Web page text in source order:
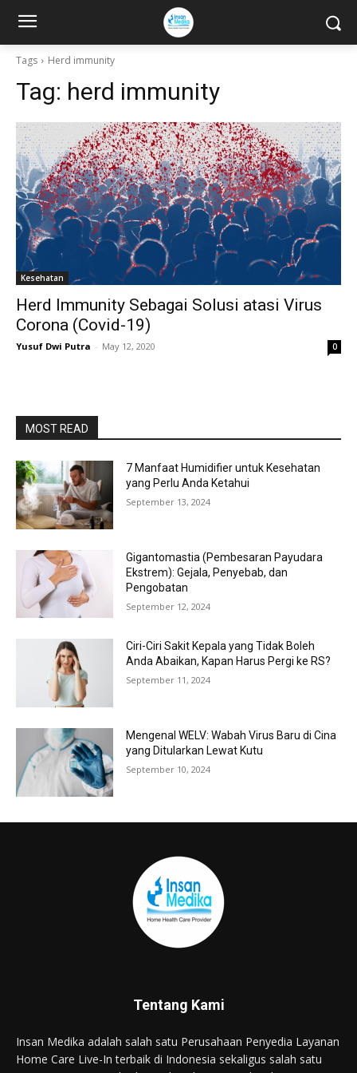
Tags Herd immunity
Tag: herd immunity
Kesehatan
Herd Immunity Sebagai Solusi atasi Virus
Corona (Covid-19)
Yusuf Dwi Putra - May 12, 2020 0
MOST READ
7 Manfaat Humidifier untuk Kesehatan
yang Perlu Anda Ketahui
September 13, 2024
Gigantomastia (Pembesaran Payudara
Ekstrem): Gejala, Penyebab, dan
Pengobatan
September 12, 2024
Ciri-Ciri Sakit Kepala yang Tidak Boleh
Anda Abaikan, Kapan Harus Pergi ke RS?
September 11, 2024
Mengenal WELV: Wabah Virus Baru di Cina
yang Ditularkan Lewat Kutu
September 10, 2024
Tentang Kami
Insan Medika adalah salah satu Perusahaan Penyedia Layanan
Home Care Live-In terbaik di Indonesia sekaligus salah satu